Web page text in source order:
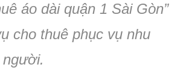
áo dài quận 1 Sài Gòn”
cho thuê phục vụ nhu